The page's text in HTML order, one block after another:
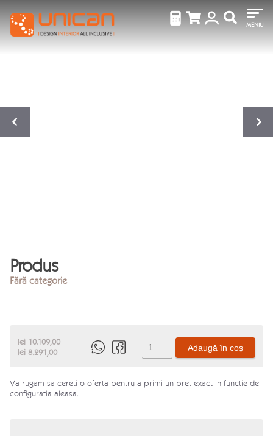
MENIU
Produs
Fără categorie
lei10.109,00
Prețul
fost:
lei 10.109,00.
lei 8.291,00Prețul
lei 8.291,00.
Produs
Adaugă în coș
Va rugam sa cereti o oferta pentru a primi un pret exact in functie de
configuratia aleasa.